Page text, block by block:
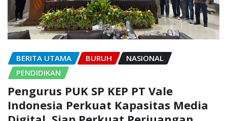
BERITA UTAMA BURUH
NASIONAL
PENDIDIKAN
Pengurus PUK SP KEP PT Vale
Indonesia Perkuat Kapasitas Media